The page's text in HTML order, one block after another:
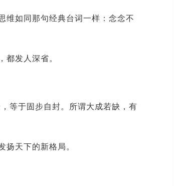
维如同那句经典台词一样：念念不
都发人深省。
等于固步自封。所谓大成若缺，有
扬天下的新格局。